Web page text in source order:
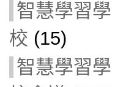
智慧學習學
校 (15)
智慧學習學